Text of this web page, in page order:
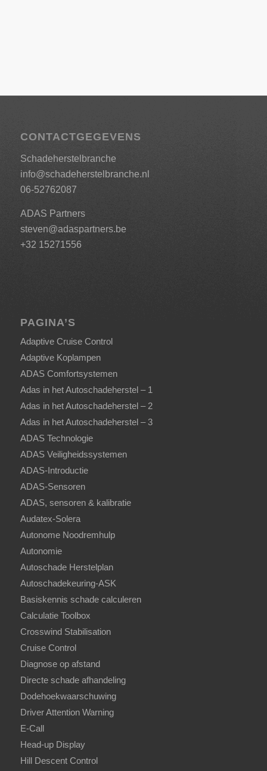
CONTACTGEGEVENS
Schadeherstelbranche
info@schadeherstelbranche.nl
06-52762087
ADAS Partners
steven@adaspartners.be
+32 15271556
PAGINA’S
Adaptive Cruise Control
Adaptive Koplampen
ADAS Comfortsystemen
Adas in het Autoschadeherstel – 1
Adas in het Autoschadeherstel – 2
Adas in het Autoschadeherstel – 3
ADAS Technologie
ADAS Veiligheidssystemen
ADAS-Introductie
ADAS-Sensoren
ADAS, sensoren & kalibratie
Audatex-Solera
Autonome Noodremhulp
Autonomie
Autoschade Herstelplan
Autoschadekeuring-ASK
Basiskennis schade calculeren
Calculatie Toolbox
Crosswind Stabilisation
Cruise Control
Diagnose op afstand
Directe schade afhandeling
Dodehoekwaarschuwing
Driver Attention Warning
E-Call
Head-up Display
Hill Descent Control